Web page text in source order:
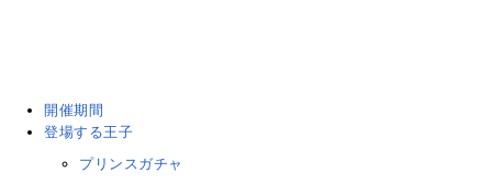
開催期間
登場する王子
プリンスガチャ